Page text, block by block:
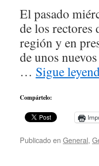
El pasado
de los rectores
región y en
de unos
… Sigue
Compártelo:
Publicado en General,